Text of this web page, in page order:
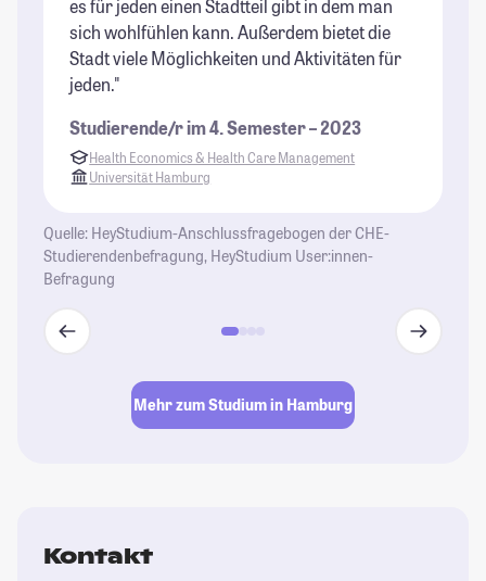
es für jeden einen Stadtteil gibt in dem man
sich wohlfühlen kann. Außerdem bietet die
Stadt viele Möglichkeiten und Aktivitäten für
jeden."
Studierende/r im 4. Semester – 2023
Health Economics & Health Care Management
Universität Hamburg
Quelle: HeyStudium-Anschlussfragebogen der CHE-
Studierendenbefragung, HeyStudium User:innen-
Befragung
Mehr zum Studium in Hamburg
Kontakt